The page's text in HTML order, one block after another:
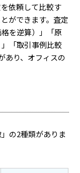
依頼して比較す
ができます。査定
を逆算）」「原
「取引事例比較
あり、オフィスの
の2種類がありま